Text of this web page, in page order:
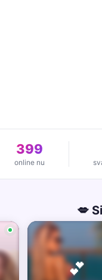
399
online nu
💋
💕